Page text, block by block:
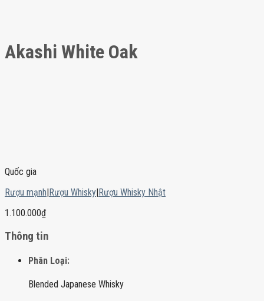
Akashi White Oak
Quốc gia
Rượu mạnh|Rượu Whisky|Rượu Whisky Nhật
1.100.000₫
Thông tin
Phân Loại:
Blended Japanese Whisky